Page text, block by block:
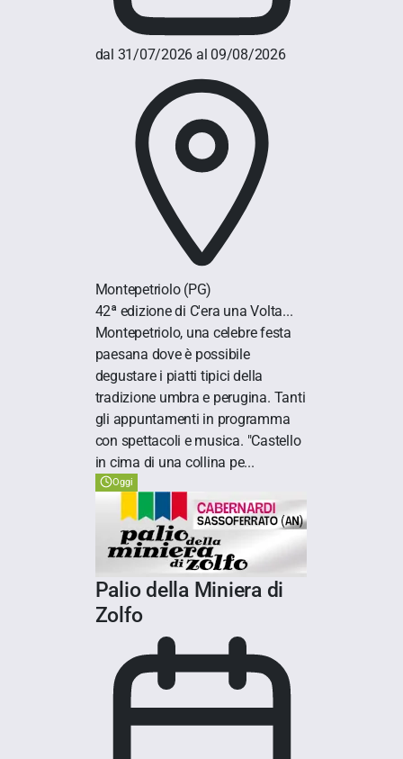
dal 31/07/2026 al 09/08/2026
Montepetriolo (PG)
42ª edizione di C'era una Volta...
Montepetriolo, una celebre festa
paesana dove è possibile
degustare i piatti tipici della
tradizione umbra e perugina. Tanti
gli appuntamenti in programma
con spettacoli e musica. "Castello
in cima di una collina pe...
Oggi
Palio della Miniera di
Zolfo